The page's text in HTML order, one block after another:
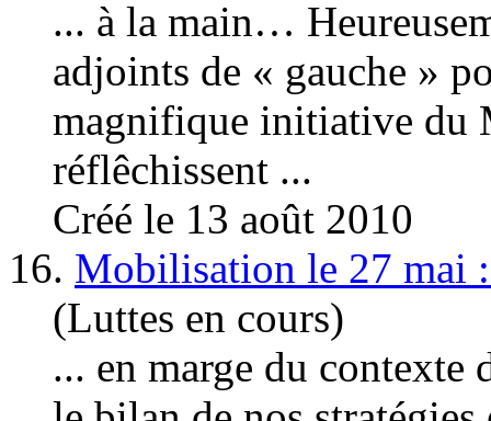
... à la main…
adjoints de « gauche »
magnifique initiative du
réflêchissent ...
Créé le 13 août 2010
16. Mobilisation le 27 mai
(Luttes en cours)
... en marge du contexte